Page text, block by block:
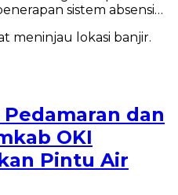
sistem absensi…
dan
OKI
Pintu Air